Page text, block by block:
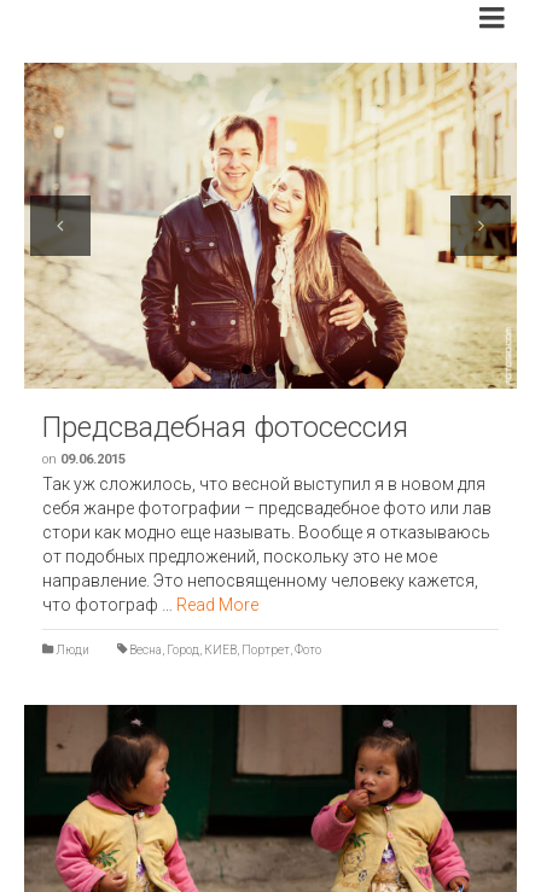
Previous Next
Предсвадебная фотосессия
on 09.06.2015
Так уж сложилось, что весной выступил я в новом для
себя жанре фотографии – предсвадебное фото или лав
стори как модно еще называть. Вообще я отказываюсь
от подобных предложений, поскольку это не мое
направление. Это непосвященному человеку кажется,
что фотограф … Read More
Люди Весна Город КИЕВ Портрет Фото